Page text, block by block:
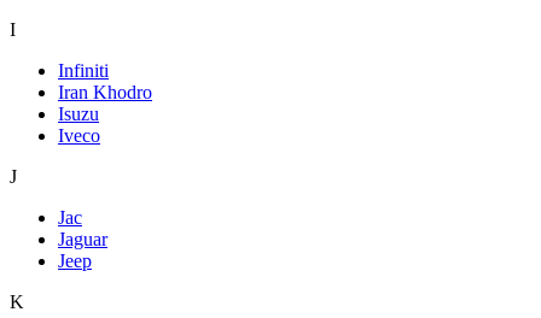
I
Infiniti
Iran Khodro
Isuzu
Iveco
J
Jac
Jaguar
Jeep
K